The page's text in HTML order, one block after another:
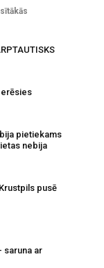
pietiekams
nebija
pusē
saruna ar